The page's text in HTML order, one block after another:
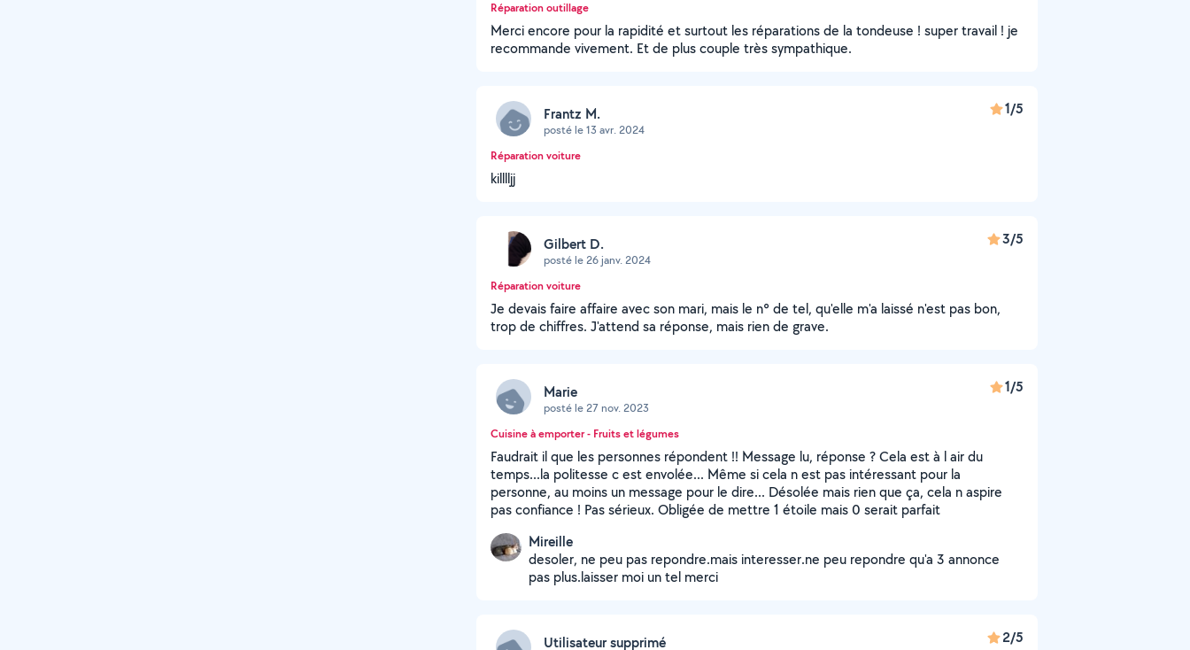
Réparation outillage
Merci encore pour la rapidité et surtout les réparations de la tondeuse ! super travail ! je
recommande vivement. Et de plus couple très sympathique.
Frantz M.
posté le 13 avr. 2024
1/5
Réparation voiture
killlljj
Gilbert D.
posté le 26 janv. 2024
3/5
Réparation voiture
Je devais faire affaire avec son mari, mais le n° de tel, qu'elle m'a laissé n'est pas bon,
trop de chiffres. J'attend sa réponse, mais rien de grave.
Marie
posté le 27 nov. 2023
1/5
Cuisine à emporter - Fruits et légumes
Faudrait il que les personnes répondent !! Message lu, réponse ? Cela est à l air du
temps...la politesse c est envolée... Même si cela n est pas intéressant pour la
personne, au moins un message pour le dire... Désolée mais rien que ça, cela n aspire
pas confiance ! Pas sérieux. Obligée de mettre 1 étoile mais 0 serait parfait
Mireille
desoler, ne peu pas repondre.mais interesser.ne peu repondre qu'a 3 annonce
pas plus.laisser moi un tel merci
Utilisateur supprimé 2/5